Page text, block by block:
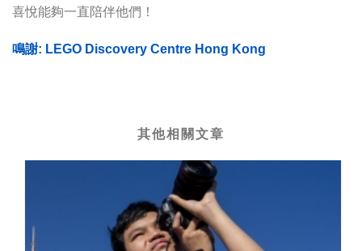
喜悅能夠一直陪伴他們！
鳴謝: LEGO Discovery Centre Hong Kong
其他相關文章